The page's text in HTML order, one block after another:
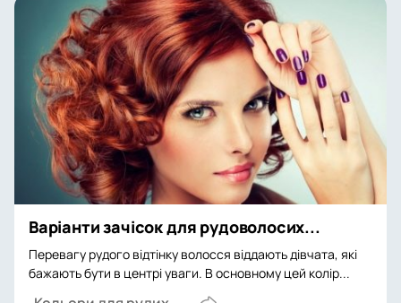
Варіанти зачісок для рудоволосих...
Перевагу рудого відтінку волосся віддають дівчата, які
бажають бути в центрі уваги. В основному цей колір...